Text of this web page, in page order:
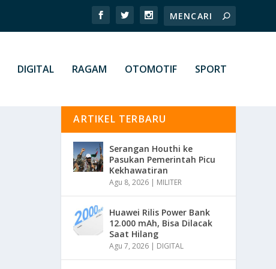
DIGITAL RAGAM OTOMOTIF SPORT
ARTIKEL TERBARU
Serangan Houthi ke
Pasukan Pemerintah Picu
Kekhawatiran
Agu 8, 2026 | MILITER
Huawei Rilis Power Bank
12.000 mAh, Bisa Dilacak
Saat Hilang
Agu 7, 2026 | DIGITAL